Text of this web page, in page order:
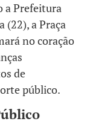
a Prefeitura
a Praça
no coração
de
público.